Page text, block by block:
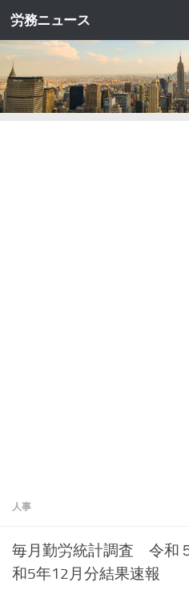
コンテンツへスキップ
労務ニュース
人事
毎月勤労統計調査 令和
和5年12月分結果速報